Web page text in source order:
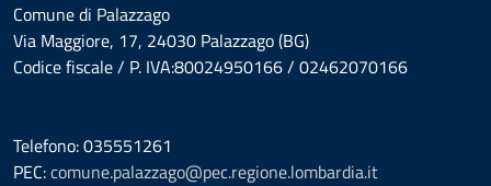
Comune di Palazzago
Via Maggiore, 17, 24030 Palazzago (BG)
Codice fiscale / P. IVA:80024950166 / 02462070166
Telefono: 035551261
PEC:comune.palazzago@pec.regione.lombardia.it